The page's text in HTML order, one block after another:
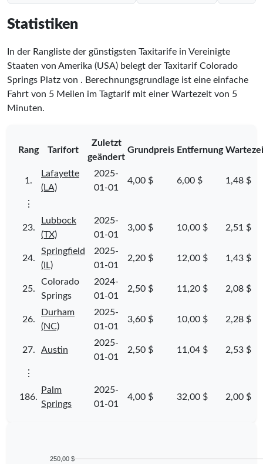
Statistiken
In der Rangliste der günstigsten Taxitarife in Vereinigte
Staaten von Amerika (USA) belegt der Taxitarif Colorado
Springs Platz von . Berechnungsgrundlage ist eine einfache
Fahrt von 5 Meilen im Tagtarif mit einer Wartezeit von 5
Minuten.
Rang Tarifort
Zuletzt
geändert
Grundpreis Entfernung
1.
Lafayette
(LA)
2025-
01-01
4,00 $ 6,00 $ 1,48 $
⋮
23.
Lubbock
(TX)
2025-
01-01
3,00 $ 10,00 $ 2,51 $
24.
Springfield
(IL)
2025-
01-01
2,20 $ 12,00 $ 1,43 $
25.
Colorado
Springs
2024-
01-01
2,50 $ 11,20 $ 2,08 $
26.
Durham
(NC)
2025-
01-01
3,60 $ 10,00 $ 2,28 $
27. Austin
2025-
01-01
2,50 $ 11,04 $ 2,53 $
⋮
186.
Palm
Springs
2025-
01-01
4,00 $ 32,00 $ 2,00 $
250,00 $